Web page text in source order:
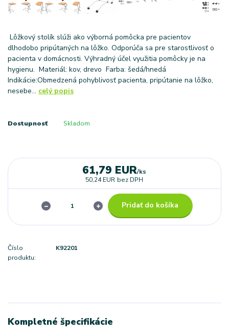
Lôžkový stolík slúži ako výborná pomôcka pre pacientov
dlhodobo pripútaných na lôžko. Odporúča sa pre starostlivosť o
pacienta v domácnosti. Výhradný účel využitia pomôcky je na
hygienu. Materiál: kov, drevo Farba: šedá/hnedá
Indikácie:Obmedzená pohyblivosť pacienta, pripútanie na lôžko,
nesebe... celý popis
Dostupnosť Skladom
61,79 EUR/ks
50,24 EUR bez DPH
Pridať do košíka
Číslo
produktu:
K92201
Kompletné špecifikácie